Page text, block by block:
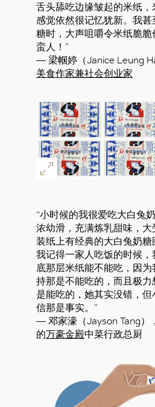
舌头舔吃边缘皱起的米纸
感觉依然很记忆犹新。我
糖时，大声咀嚼令米纸脆
蛮人！”
— 梁帼婷（Janice Leung
美食作家兼社会创业家
“小时候的我很爱吃大白兔
浓幼滑，充满炼乳甜味，
装纸上有经典的大白兔奶糖
我记得一家人吃饭的时候，
底那层米纸能不能吃，因
持那是不能吃的，而且极
是能吃的，她其实没错，
信那是事实。”
— 邓家濠（Jayson Tang）
的万豪金殿中菜行政总厨
好